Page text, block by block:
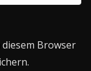
Browser